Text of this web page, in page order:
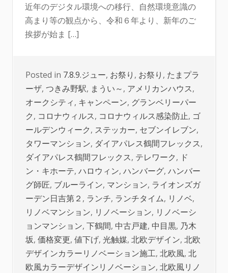
近年のデジタル環境への移行、自然環境意識の
高まり等の観点から、令和６年より、新年のご
挨拶が始ま […]
Posted in 7.8.9.ジュー, お祭り , お祭り , たまプラ
ーザ, つきみ野駅, まうい～, アメリカンハウス,
オークシティ, キャンペーン, グランベリーパー
ク, コロナウィルス, コロナウィルス感染防止, ゴ
ールデンウィーク, ステッカー, セブンイレブン,
タワーマンション, ダイアパレス鶴間フレックス,
ダイアパレス鶴間フレックス, テレワーク, ド
ン・キホーテ, ハロウィン, ハンバーグ, ハンバー
グ師匠, ブルーライン, マンション, ライオンズガ
ーデン日吉第２ , ランチ, ランチタイム, リノベ,
リノベマンション, リノベーション, リノベーシ
ョンマンション, 下鶴間, 中古戸建, 中目黒, 乃木
坂, 価格変更, 値下げ, 光触媒, 北欧デザイン, 北欧
デザインカラーリノベーション施工, 北欧風, 北
欧風カラーデザインリノベーション, 北欧風リノ